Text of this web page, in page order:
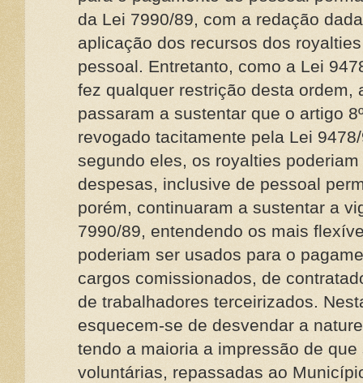
da Lei 7990/89, com a redação
aplicação dos recursos dos
pessoal. Entretanto, como a Lei
fez qualquer restrição desta ordem,
passaram a sustentar que o artigo
revogado tacitamente pela Lei
segundo eles, os royalties
despesas, inclusive de pessoal
porém, continuaram a sustentar a
7990/89, entendendo os mais
poderiam ser usados para o
cargos comissionados, de
de trabalhadores terceirizados.
esquecem-se de desvendar a
tendo a maioria a impressão de
voluntárias, repassadas ao